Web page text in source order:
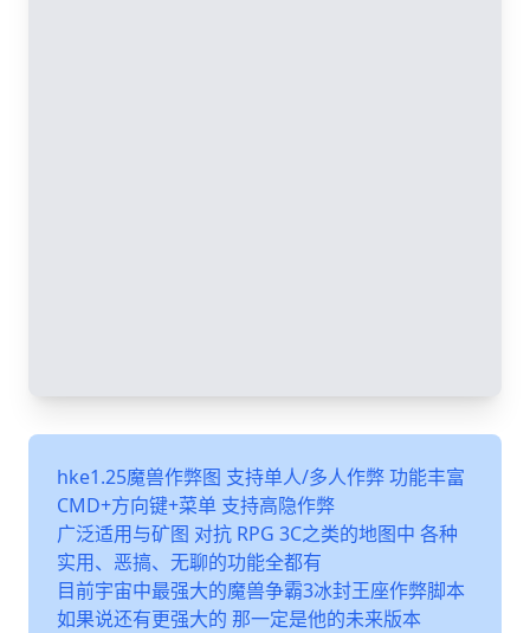
hke1.25魔兽作弊图 支持单人/多人作弊 功能丰富
CMD+方向键+菜单 支持高隐作弊
广泛适用与矿图 对抗 RPG 3C之类的地图中 各种
实用、恶搞、无聊的功能全都有
目前宇宙中最强大的魔兽争霸3冰封王座作弊脚本
如果说还有更强大的 那一定是他的未来版本